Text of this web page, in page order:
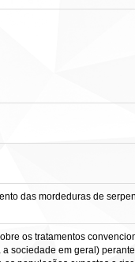
das mordeduras de
os tratamentos
sociedade em geral)